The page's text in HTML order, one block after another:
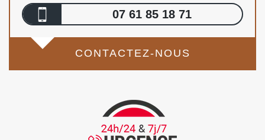
07 61 85 18 71
CONTACTEZ-NOUS